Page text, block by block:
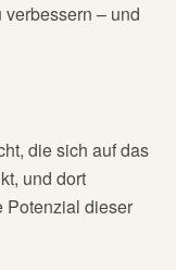
– und
die sich auf das
und dort
Potenzial dieser